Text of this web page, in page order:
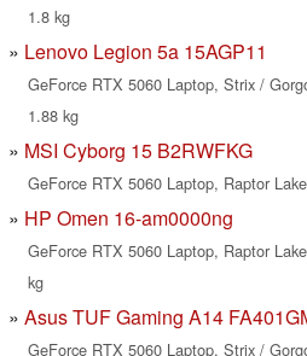
1.8 kg
Lenovo Legion 5a 15AGP11
GeForce RTX 5060 Laptop, Strix /
1.88 kg
MSI Cyborg 15 B2RWFKG
GeForce RTX 5060 Laptop, Raptor
HP Omen 16-am0000ng
GeForce RTX 5060 Laptop, Raptor
kg
Asus TUF Gaming A14
GeForce RTX 5060 Laptop, Strix /